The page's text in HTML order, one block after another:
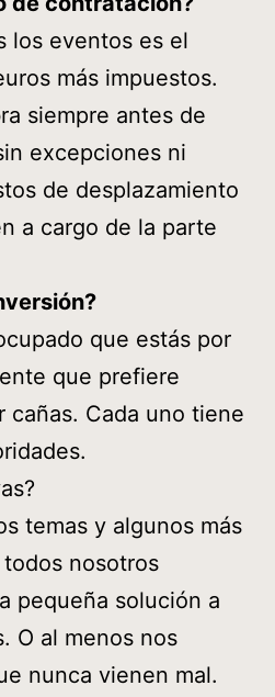
los eventos es el
más impuestos.
siempre antes de
excepciones ni
de desplazamiento
a cargo de la parte
que estás por
que prefiere
cañas. Cada uno tiene
temas y algunos más
nosotros
pequeña solución a
O al menos nos
nunca vienen mal.